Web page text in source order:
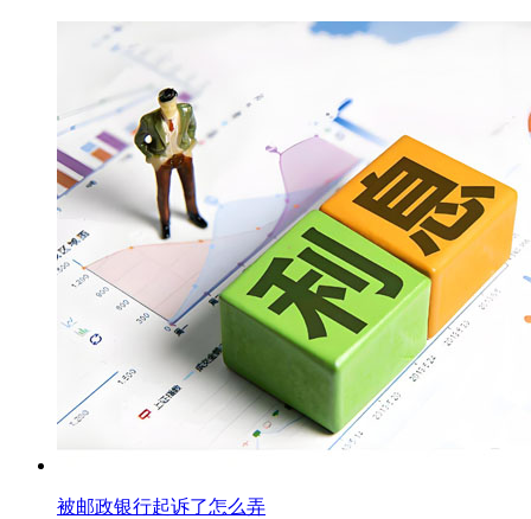
被邮政银行起诉了怎么弄